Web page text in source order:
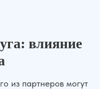
влияние
из партнеров могут